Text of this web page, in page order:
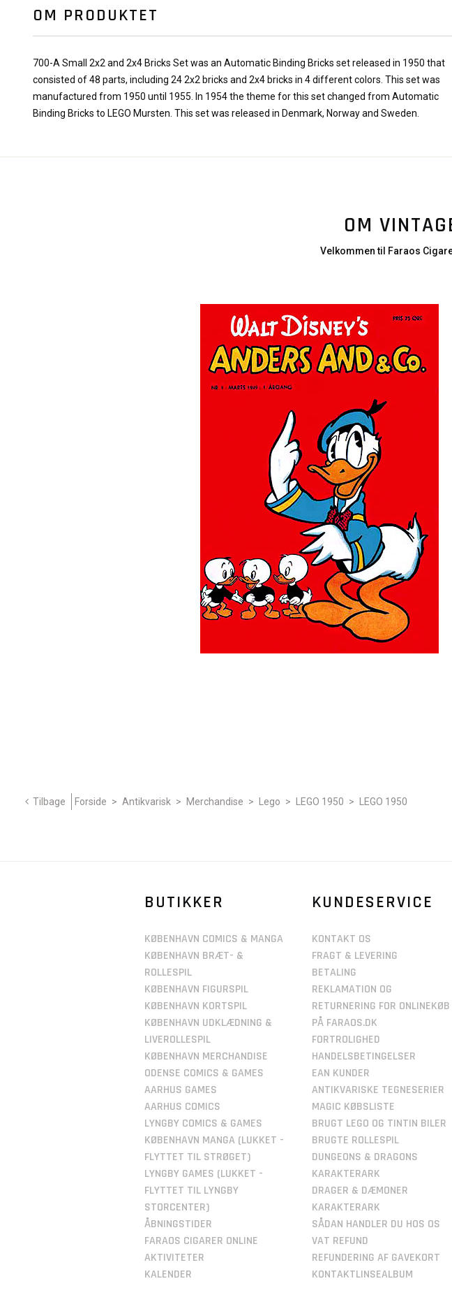
OM PRODUKTET
700-A Small 2x2 and 2x4 Bricks Set was an Automatic Binding Bricks set released in 1950 that
consisted of 48 parts, including 24 2x2 bricks and 2x4 bricks in 4 different colors. This set was
manufactured from 1950 until 1955. In 1954 the theme for this set changed from Automatic
Binding Bricks to LEGO Mursten. This set was released in Denmark, Norway and Sweden.
OM
Velkommen til Faraos
Tilbage Forside > Antikvarisk > Merchandise > Lego > LEGO 1950 > LEGO 1950
BUTIKKER
KØBENHAVN COMICS & MANGA
KØBENHAVN BRÆT- &
ROLLESPIL
KØBENHAVN FIGURSPIL
KØBENHAVN KORTSPIL
KØBENHAVN UDKLÆDNING &
LIVEROLLESPIL
KØBENHAVN MERCHANDISE
ODENSE COMICS & GAMES
AARHUS GAMES
AARHUS COMICS
LYNGBY COMICS & GAMES
KØBENHAVN MANGA (LUKKET -
FLYTTET TIL STRØGET)
LYNGBY GAMES (LUKKET -
FLYTTET TIL LYNGBY
STORCENTER)
ÅBNINGSTIDER
FARAOS CIGARER ONLINE
AKTIVITETER
KALENDER
KUNDESERVICE
KONTAKT OS
FRAGT & LEVERING
BETALING
REKLAMATION OG
RETURNERING FOR ONLINEKØB
PÅ FARAOS.DK
FORTROLIGHED
HANDELSBETINGELSER
EAN KUNDER
ANTIKVARISKE TEGNESERIER
MAGIC KØBSLISTE
BRUGT LEGO OG TINTIN BILER
BRUGTE ROLLESPIL
DUNGEONS & DRAGONS
KARAKTERARK
DRAGER & DÆMONER
KARAKTERARK
SÅDAN HANDLER DU HOS OS
VAT REFUND
REFUNDERING AF GAVEKORT
KONTAKTLINSEALBUM